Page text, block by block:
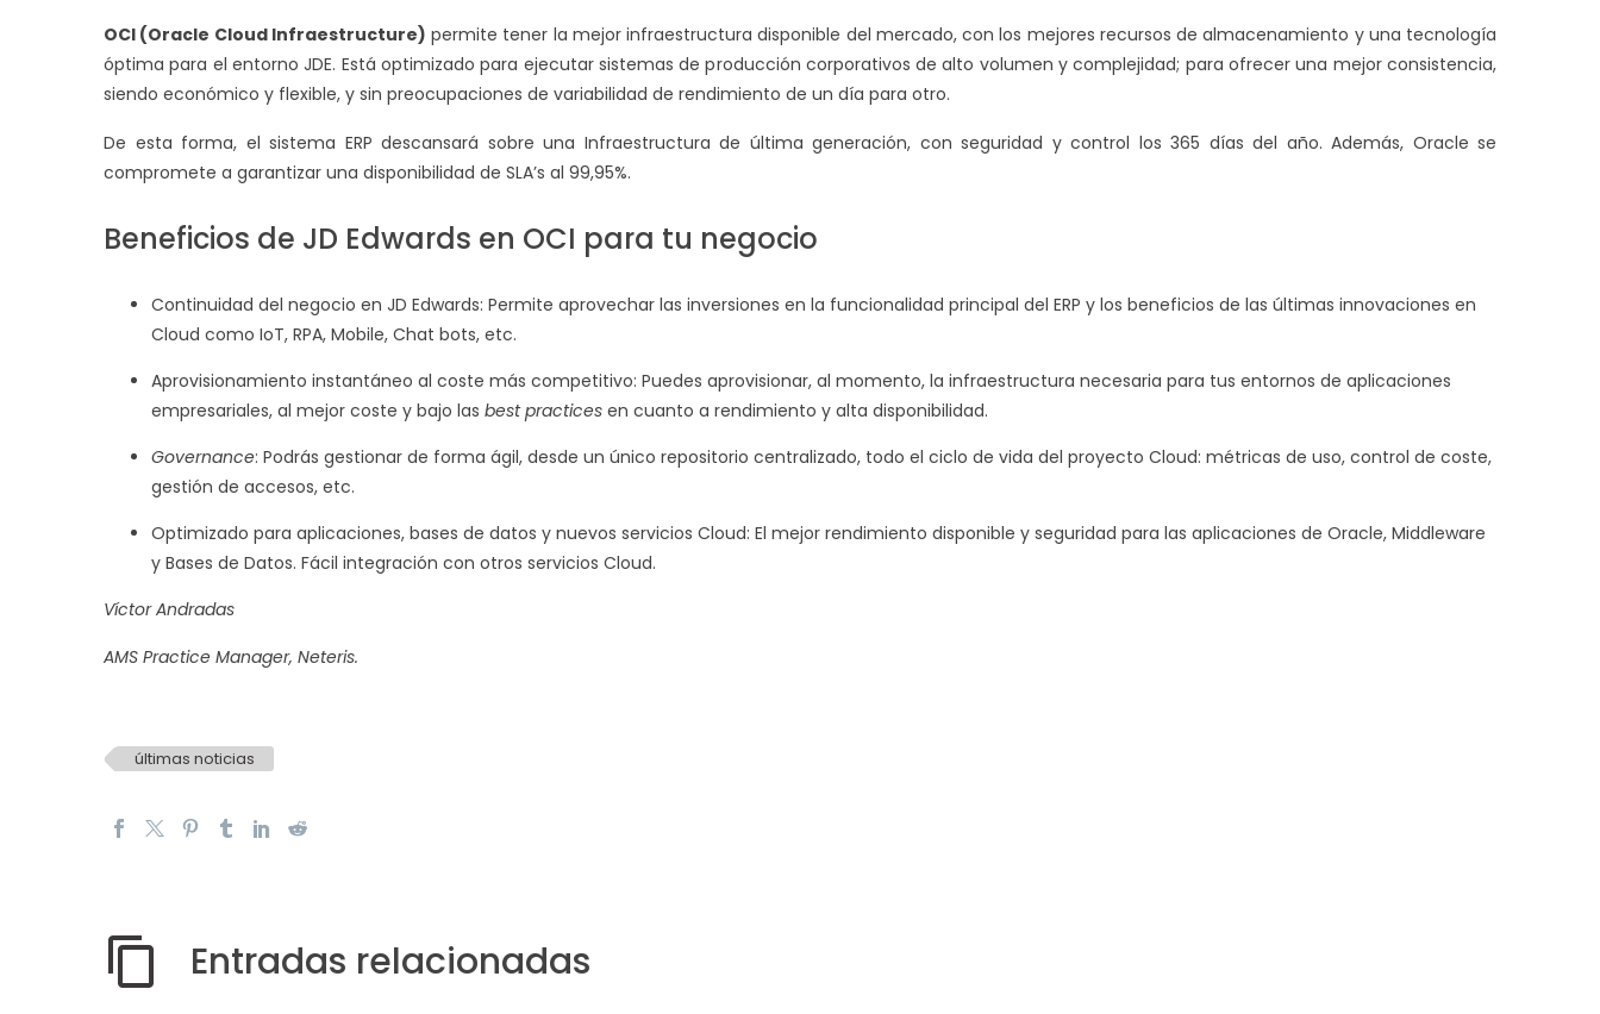
OCI (Oracle Cloud Infraestructure) permite tener la mejor infraestructura disponible del mercado, con los mejores recursos de almacenamiento y una tecnología
óptima para el entorno JDE. Está optimizado para ejecutar sistemas de producción corporativos de alto volumen y complejidad; para ofrecer una mejor consistencia,
siendo económico y flexible, y sin preocupaciones de variabilidad de rendimiento de un día para otro.
De esta forma, el sistema ERP descansará sobre una Infraestructura de última generación, con seguridad y control los 365 días del año. Además, Oracle se
compromete a garantizar una disponibilidad de SLA’s al 99,95%.
Beneficios de JD Edwards en OCI para tu negocio
Continuidad del negocio en JD Edwards: Permite aprovechar las inversiones en la funcionalidad principal del ERP y los beneficios de las últimas innovaciones en
Cloud como IoT, RPA, Mobile, Chat bots, etc.
Aprovisionamiento instantáneo al coste más competitivo: Puedes aprovisionar, al momento, la infraestructura necesaria para tus entornos de aplicaciones
empresariales, al mejor coste y bajo las best practices en cuanto a rendimiento y alta disponibilidad.
Governance: Podrás gestionar de forma ágil, desde un único repositorio centralizado, todo el ciclo de vida del proyecto Cloud: métricas de uso, control de coste,
gestión de accesos, etc.
Optimizado para aplicaciones, bases de datos y nuevos servicios Cloud: El mejor rendimiento disponible y seguridad para las aplicaciones de Oracle, Middleware
y Bases de Datos. Fácil integración con otros servicios Cloud.
Víctor Andradas
AMS Practice Manager, Neteris.
últimas noticias
Entradas relacionadas